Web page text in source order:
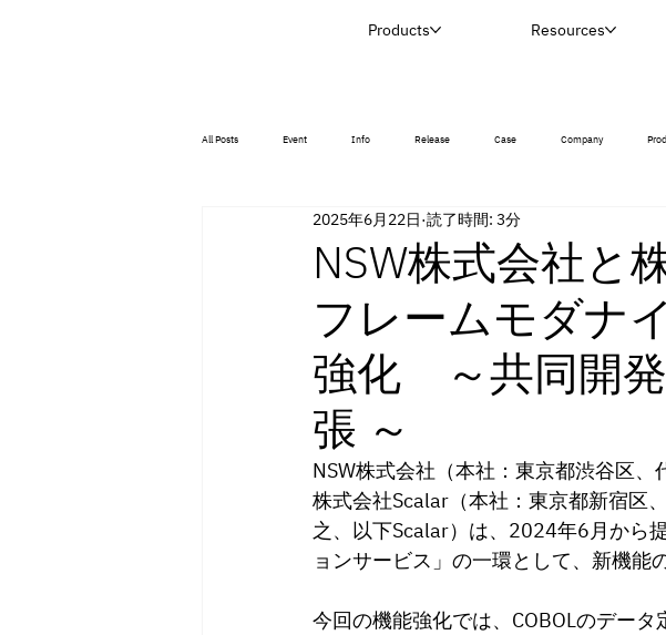
Products Resources
All Posts Event Info Release Case Company
NSW株式会社と
フレームモダナ
強化 ～共同開
張 ～
2025年6月22日 読了時間: 3分
NSW株式会社（本社：東京都渋谷区
株式会社Scalar（本社：東京都新宿区
之、以下Scalar）は、2024年6月から
ョンサービス」の一環として、新機能
今回の機能強化では、COBOLのデー